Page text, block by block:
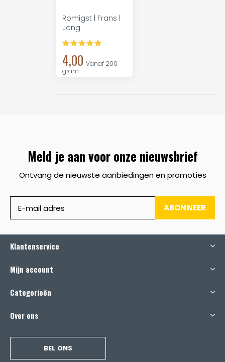
Romigst | Frans |
Jong
4,00 Vanaf 200
gram
Meld je aan voor onze nieuwsbrief
Ontvang de nieuwste aanbiedingen en promoties
ABONNEER
Klantenservice
Mijn account
Categorieën
Over ons
BEL ONS